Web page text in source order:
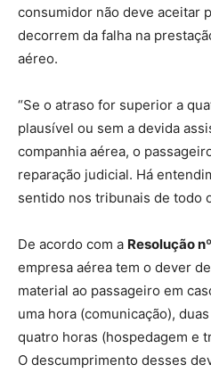
consumidor não deve aceitar
decorrem da falha na
aéreo.
“Se o atraso for superior a
plausível ou sem a devida
companhia aérea, o
reparação judicial. Há
sentido nos tribunais de todo
De acordo com a Resolução
empresa aérea tem o dever
material ao passageiro em
uma hora (comunicação),
quatro horas (hospedagem e
O descumprimento desses